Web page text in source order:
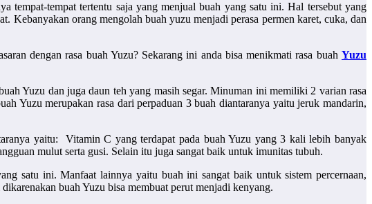
tempat-tempat tertentu saja yang menjual buah yang satu ini. Hal tersebut yang
Kebanyakan orang mengolah buah yuzu menjadi perasa permen karet, cuka, dan
dengan rasa buah Yuzu? Sekarang ini anda bisa menikmati rasa buah Yuzu
Yuzu dan juga daun teh yang masih segar. Minuman ini memiliki 2 varian rasa
Yuzu merupakan rasa dari perpaduan 3 buah diantaranya yaitu jeruk mandarin,
yaitu: Vitamin C yang terdapat pada buah Yuzu yang 3 kali lebih banyak
mulut serta gusi. Selain itu juga sangat baik untuk imunitas tubuh.
satu ini. Manfaat lainnya yaitu buah ini sangat baik untuk sistem percernaan,
buah Yuzu bisa membuat perut menjadi kenyang.